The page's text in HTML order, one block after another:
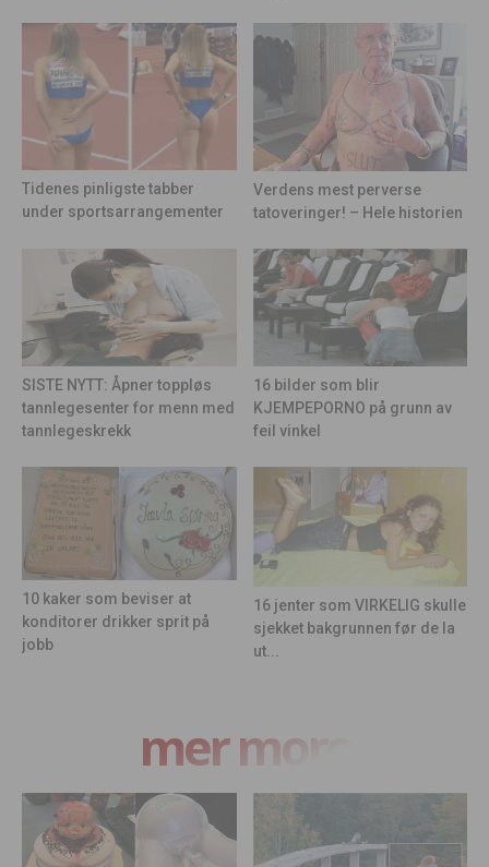
Tidenes pinligste tabber
under sportsarrangementer
Verdens mest perverse
tatoveringer! – Hele historien
SISTE NYTT: Åpner toppløs
tannlegesenter for menn med
tannlegeskrekk
16 bilder som blir
KJEMPEPORNO på grunn av
feil vinkel
10 kaker som beviser at
konditorer drikker sprit på
jobb
16 jenter som VIRKELIG skulle
sjekket bakgrunnen før de la
ut...
mer moro